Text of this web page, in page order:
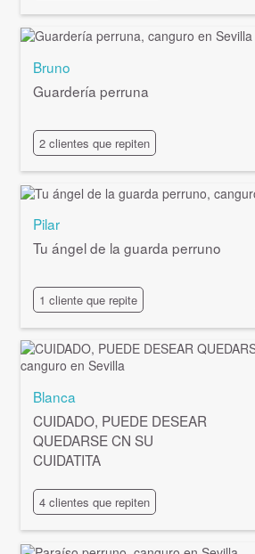
Bruno
Guardería perruna
2 clientes que repiten
Pilar
Tu ángel de la guarda perruno
1 cliente que repite
Blanca
CUIDADO, PUEDE DESEAR
QUEDARSE CN SU
CUIDATITA
4 clientes que repiten